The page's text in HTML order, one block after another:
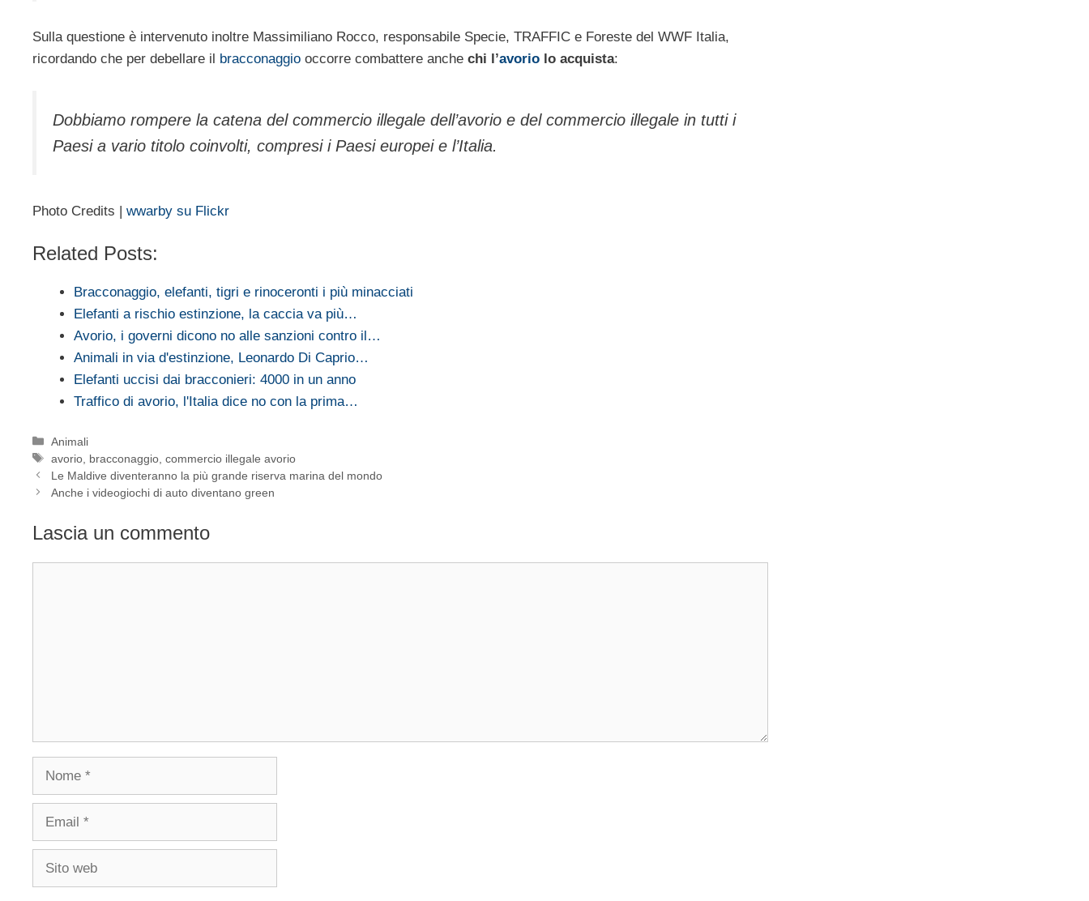
Sulla questione è intervenuto inoltre Massimiliano Rocco, responsabile Specie, TRAFFIC e Foreste del WWF Italia,
ricordando che per debellare il
bracconaggio occorre combattere anche chi l’avorio lo acquista:
Dobbiamo rompere la catena del commercio illegale dell’avorio e del commercio illegale in tutti i
Paesi a vario titolo coinvolti, compresi i Paesi europei e l’Italia.
Photo Credits | wwarby su Flickr
Related Posts:
Bracconaggio, elefanti, tigri e rinoceronti i più minacciati
Elefanti a rischio estinzione, la caccia va più…
Avorio, i governi dicono no alle sanzioni contro il…
Animali in via d'estinzione, Leonardo Di Caprio…
Elefanti uccisi dai bracconieri: 4000 in un anno
Traffico di avorio, l'Italia dice no con la prima…
Categorie
Animali
Tag
avorio bracconaggio ,commercio illegale avorio
Le Maldive diventeranno la più grande riserva marina del mondo
Anche i videogiochi di auto diventano green
Lascia un commento
Nome
Email
Sito